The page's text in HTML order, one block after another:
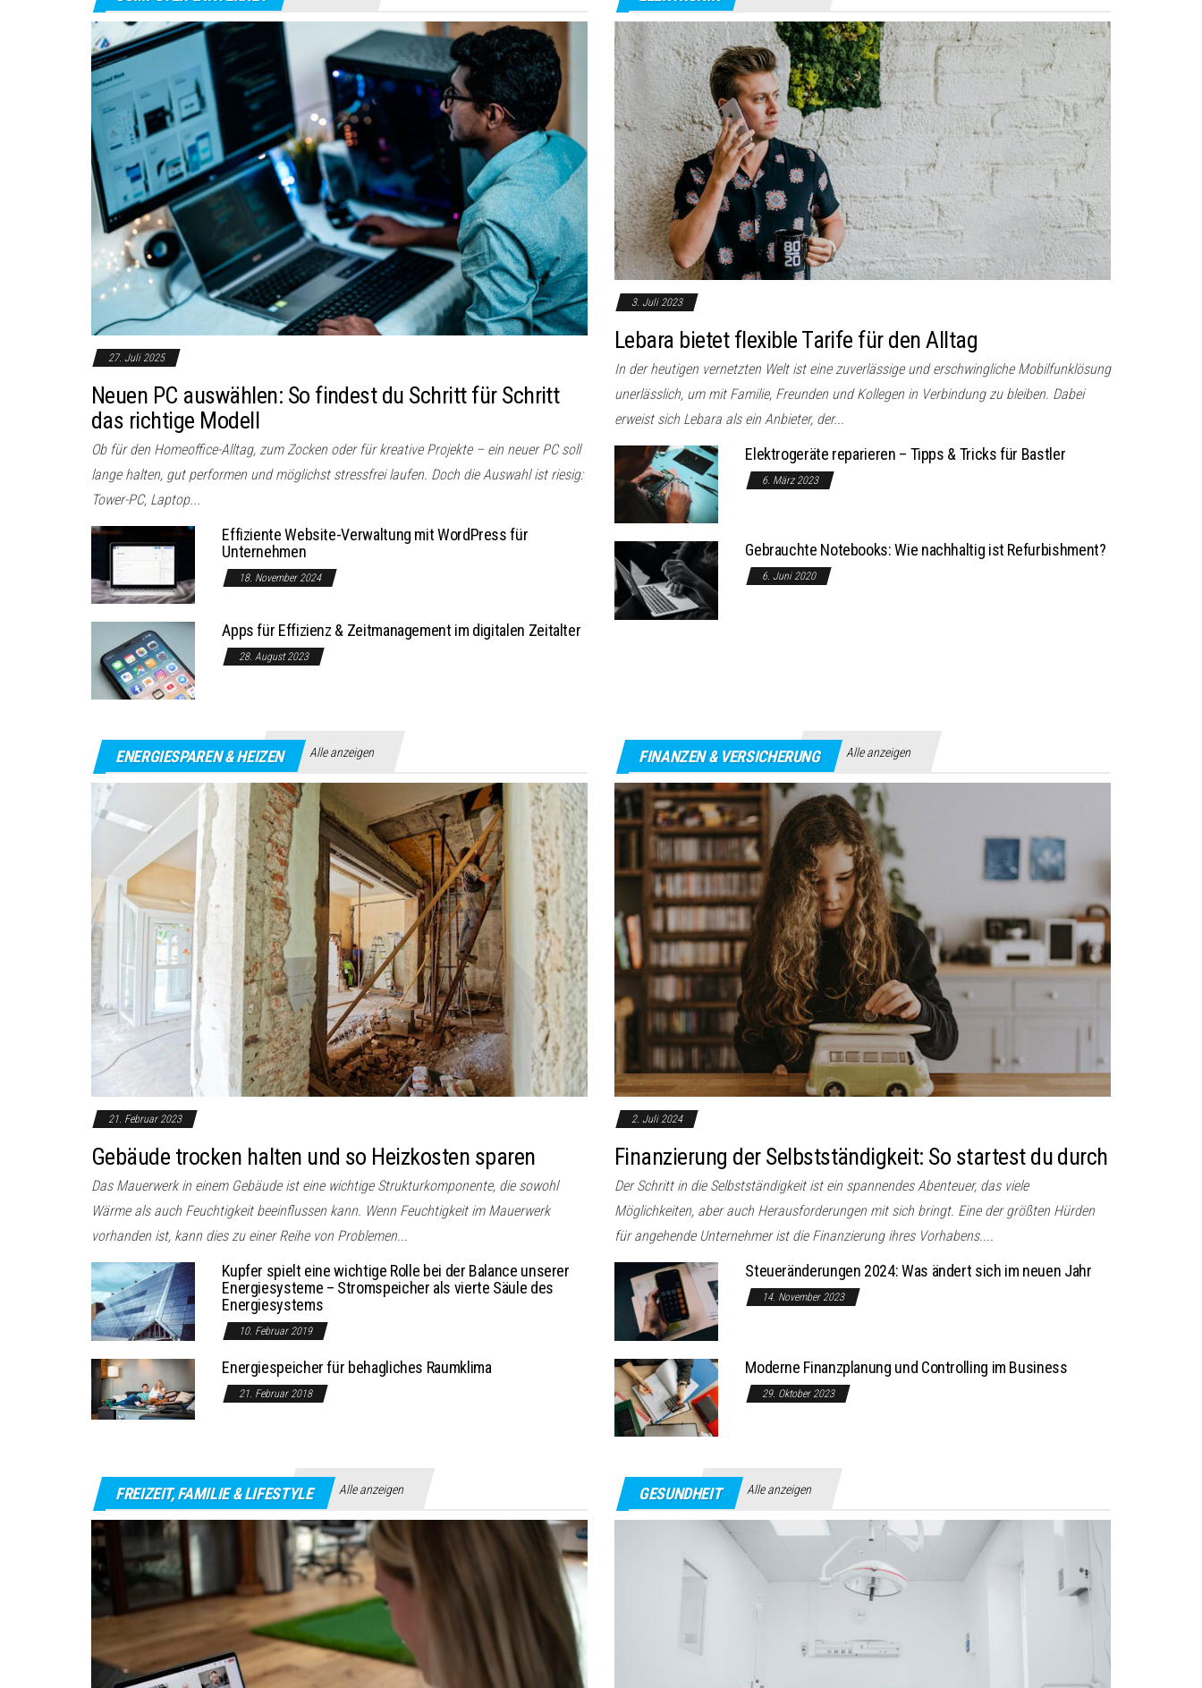
27. Juli 2025
Neuen PC auswählen: So findest du Schritt für Schritt
das richtige Modell
Ob für den Homeoffice-Alltag, zum Zocken oder für kreative Projekte – ein neuer PC soll
lange halten, gut performen und möglichst stressfrei laufen. Doch die Auswahl ist riesig:
Tower-PC, Laptop...
Effiziente Website-Verwaltung mit WordPress für
Unternehmen
18. November 2024
Apps für Effizienz & Zeitmanagement im digitalen Zeitalter
28. August 2023
3. Juli 2023
Lebara bietet flexible Tarife für den Alltag
In der heutigen vernetzten Welt ist eine zuverlässige und erschwingliche Mobilfunklösung
unerlässlich, um mit Familie, Freunden und Kollegen in Verbindung zu bleiben. Dabei
erweist sich Lebara als ein Anbieter, der...
Elektrogeräte reparieren – Tipps & Tricks für Bastler
6. März 2023
Gebrauchte Notebooks: Wie nachhaltig ist Refurbishment?
6. Juni 2020
ENERGIESPAREN & HEIZEN Alle anzeigen
21. Februar 2023
Gebäude trocken halten und so Heizkosten sparen
Das Mauerwerk in einem Gebäude ist eine wichtige Strukturkomponente, die sowohl
Wärme als auch Feuchtigkeit beeinflussen kann. Wenn Feuchtigkeit im Mauerwerk
vorhanden ist, kann dies zu einer Reihe von Problemen...
Kupfer spielt eine wichtige Rolle bei der Balance unserer
Energiesysteme – Stromspeicher als vierte Säule des
Energiesystems
10. Februar 2019
Energiespeicher für behagliches Raumklima
21. Februar 2018
FINANZEN & VERSICHERUNG Alle anzeigen
2. Juli 2024
Finanzierung der Selbstständigkeit: So startest du durch
Der Schritt in die Selbstständigkeit ist ein spannendes Abenteuer, das viele
Möglichkeiten, aber auch Herausforderungen mit sich bringt. Eine der größten Hürden
für angehende Unternehmer ist die Finanzierung ihres Vorhabens....
Steueränderungen 2024: Was ändert sich im neuen Jahr
14. November 2023
Moderne Finanzplanung und Controlling im Business
29. Oktober 2023
FREIZEIT, FAMILIE & LIFESTYLE Alle anzeigen GESUNDHEIT Alle anzeigen